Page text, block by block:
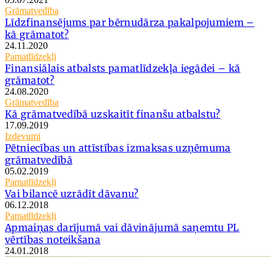
Grāmatvedība
Līdzfinansējums par bērnudārza pakalpojumiem –
kā grāmatot?
24.11.2020
Pamatlīdzekļi
Finansiālais atbalsts pamatlīdzekļa iegādei – kā
grāmatot?
24.08.2020
Grāmatvedība
Kā grāmatvedībā uzskaitīt finanšu atbalstu?
17.09.2019
Izdevumi
Pētniecības un attīstības izmaksas uzņēmuma
grāmatvedībā
05.02.2019
Pamatlīdzekļi
Vai bilancē uzrādīt dāvanu?
06.12.2018
Pamatlīdzekļi
Apmaiņas darījumā vai dāvinājumā saņemtu PL
vērtības noteikšana
24.01.2018